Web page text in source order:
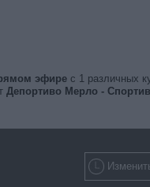
эфирес 1 различных
Депортиво Мерло -